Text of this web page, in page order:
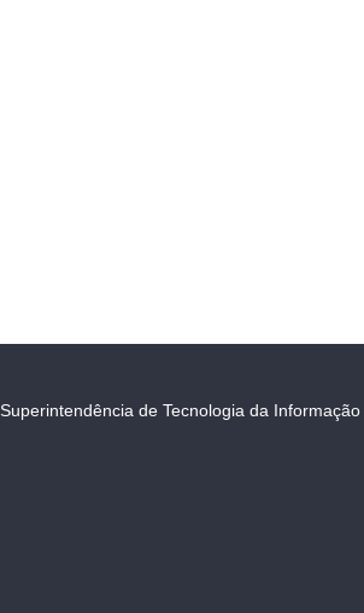
Superintendência de Tecnologia da Informação